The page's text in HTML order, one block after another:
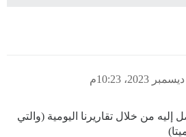
إليه من خلال تقاريرنا اليومية (والتي